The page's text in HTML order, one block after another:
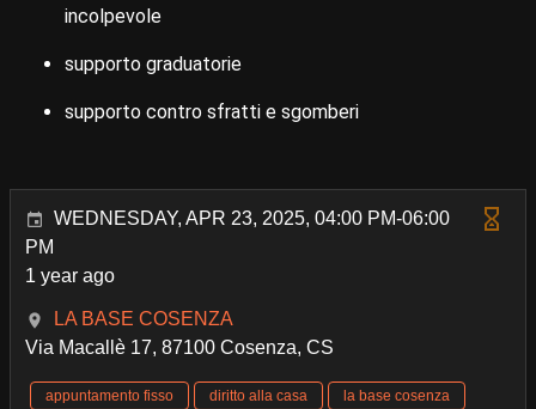
incolpevole
supporto graduatorie
supporto contro sfratti e sgomberi
WEDNESDAY, APR 23, 2025, 04:00 PM-06:00
PM
1 year ago
LA BASE COSENZA
Via Macallè 17, 87100 Cosenza, CS
appuntamento fisso diritto alla casa
la base cosenza